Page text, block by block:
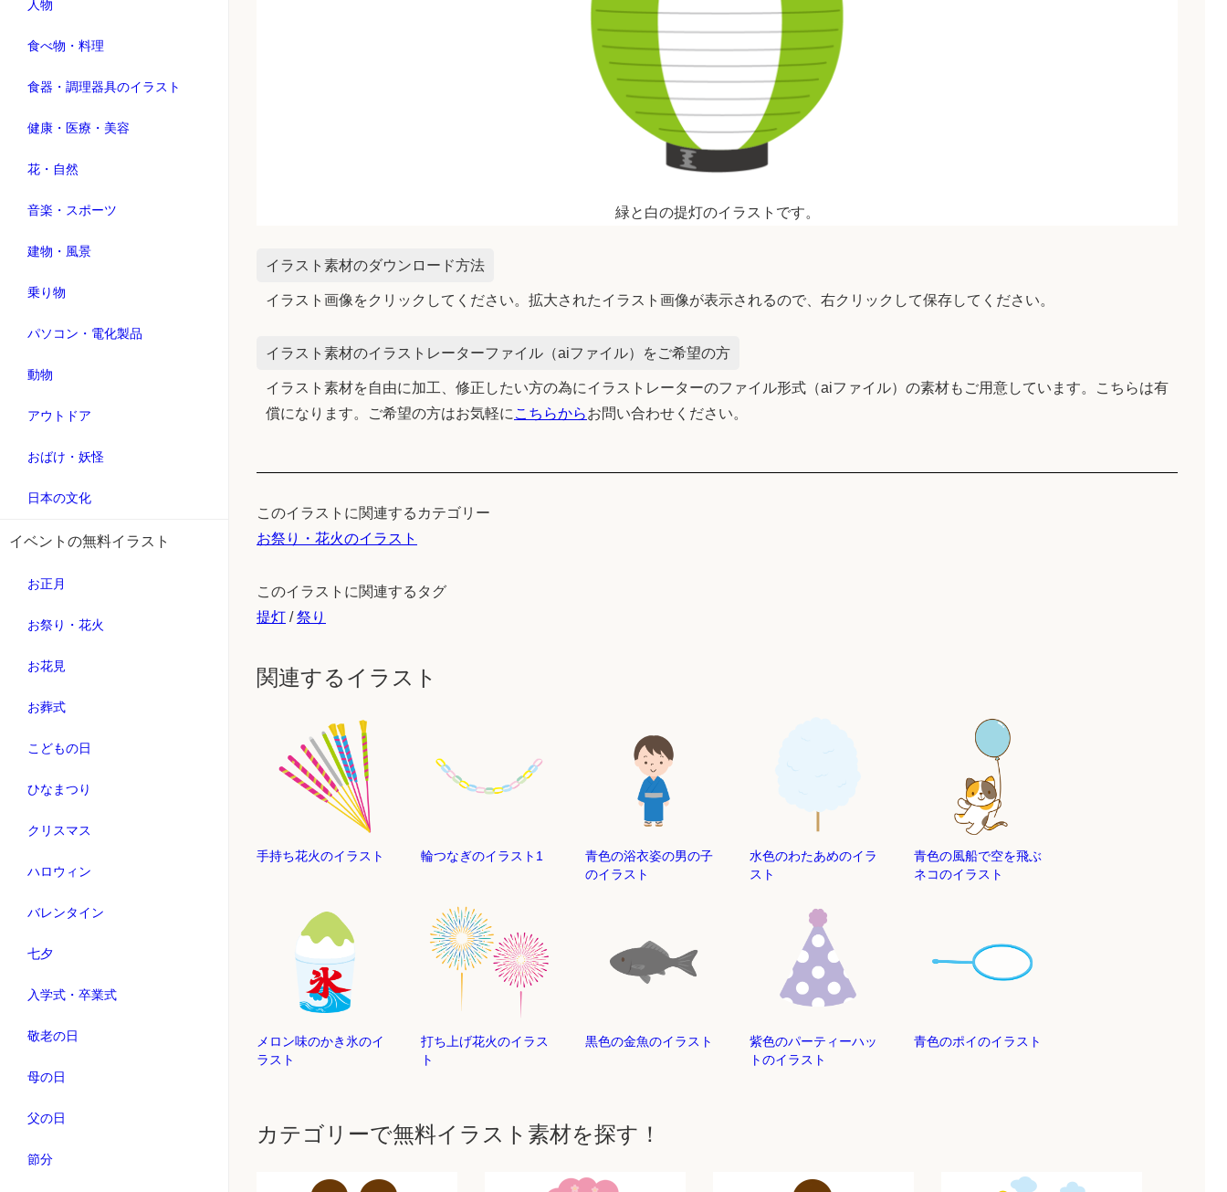
人物
食べ物・料理
食器・調理器具のイラスト
健康・医療・美容
花・自然
音楽・スポーツ
建物・風景
乗り物
パソコン・電化製品
動物
アウトドア
おばけ・妖怪
日本の文化
イベントの無料イラスト
お正月
お祭り・花火
お花見
お葬式
こどもの日
ひなまつり
クリスマス
ハロウィン
バレンタイン
七夕
入学式・卒業式
敬老の日
母の日
父の日
節分
緑と白の提灯のイラストです。
イラスト素材のダウンロード方法
イラスト画像をクリックしてください。拡大されたイラスト画像が表示されるので、右クリックして保存してください。
イラスト素材のイラストレーターファイル（aiファイル）をご希望の方
イラスト素材を自由に加工、修正したい方の為にイラストレーターのファイル形式（aiファイル）の素材もご用意しています。こちらは有
償になります。ご希望の方はお気軽に こちらからお問い合わせください。
このイラストに関連するカテゴリー
お祭り・花火のイラスト
このイラストに関連するタグ
提灯 /祭り
関連するイラスト
手持ち花火のイラスト 輪つなぎのイラスト1
青色の浴衣姿の男の子
のイラスト
水色のわたあめのイラ
スト
青色の風船で空を飛ぶ
ネコのイラスト
メロン味のかき氷のイ
ラスト
打ち上げ花火のイラス
ト
黒色の金魚のイラスト
紫色のパーティーハッ
トのイラスト
青色のポイのイラスト
カテゴリーで無料イラスト素材を探す！